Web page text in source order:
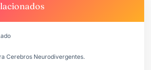
Cerebros Neurodivergentes.